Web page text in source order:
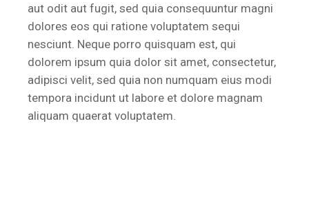
aut odit aut fugit, sed quia consequuntur magni
dolores eos qui ratione voluptatem sequi
nesciunt. Neque porro quisquam est, qui
dolorem ipsum quia dolor sit amet, consectetur,
adipisci velit, sed quia non numquam eius modi
tempora incidunt ut labore et dolore magnam
aliquam quaerat voluptatem.